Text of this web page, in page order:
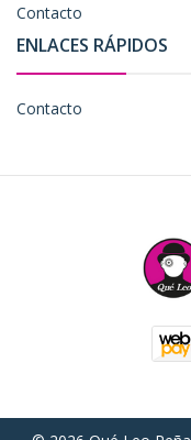
Contacto
ENLACES RÁPIDOS
Contacto